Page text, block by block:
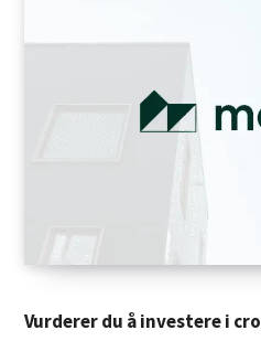
Vurderer du å investere i